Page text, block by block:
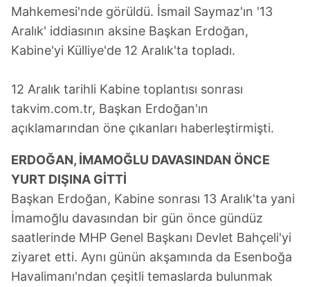
Mahkemesi'nde görüldü. İsmail Saymaz'ın '13
Aralık' iddiasının aksine Başkan Erdoğan,
Kabine'yi Külliye'de 12 Aralık'ta topladı.
12 Aralık tarihli Kabine toplantısı sonrası
takvim.com.tr, Başkan Erdoğan'ın
açıklamarından öne çıkanları haberleştirmişti.
ERDOĞAN, İMAMOĞLU DAVASINDAN ÖNCE
YURT DIŞINA GİTTİ
Başkan Erdoğan, Kabine sonrası 13 Aralık'ta yani
İmamoğlu davasından bir gün önce gündüz
saatlerinde MHP Genel Başkanı Devlet Bahçeli'yi
ziyaret etti. Aynı günün akşamında da Esenboğa
Havalimanı'ndan çeşitli temaslarda bulunmak